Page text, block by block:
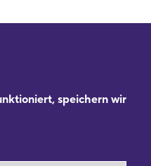
speichern wir
Programm